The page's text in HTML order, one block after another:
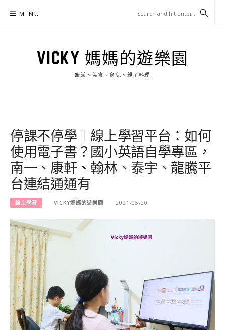
MENU
VICKY 媽媽的遊樂園
旅遊、美食、育兒、親子料理
停課不停學︱線上學習平台：如何
使用電子書？國小英語自學專區，
南一、康軒、翰林、泰宇、龍騰平
台連結通通有
線上學習 VICKY媽媽的遊樂園 2021-05-20